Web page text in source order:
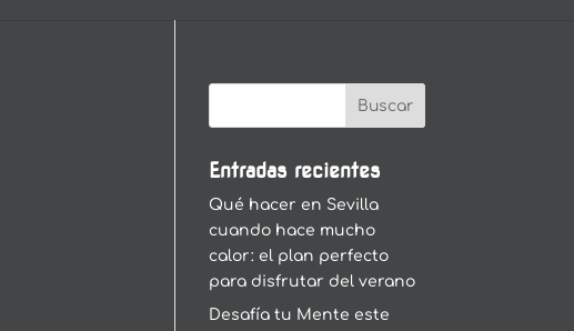
Entradas recientes
Qué hacer en Sevilla
cuando hace mucho
calor: el plan perfecto
para disfrutar del verano
Desafía tu Mente este